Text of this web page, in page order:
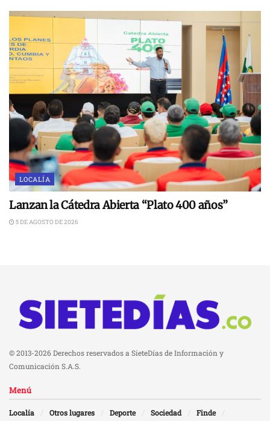
LOCALÍA
Lanzan la Cátedra Abierta “Plato 400 años”
5 DE AGOSTO DE 2026
© 2013-2026 Derechos reservados a SieteDías de Información y
Comunicación S.A.S.
Menú
Localía Otros lugares Deporte Sociedad
Finde